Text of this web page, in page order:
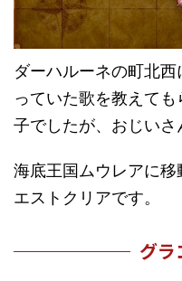
ダーハルーネの町北
っていた歌を教えて
子でしたが、おじいさ
海底王国ムウレアに
エストクリアです。
グラ